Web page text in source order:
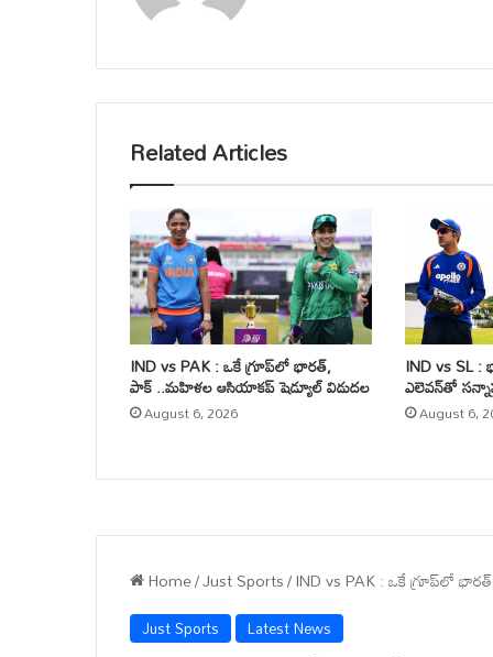
Related Articles
IND vs PAK : ఒకే గ్రూప్‌లో భారత్,
పాక్ ..మహిళల ఆసియాకప్ షెడ్యూల్ విడుదల
August 6, 2026
IND vs SL :
ఎలెవన్‌తో
August 6,